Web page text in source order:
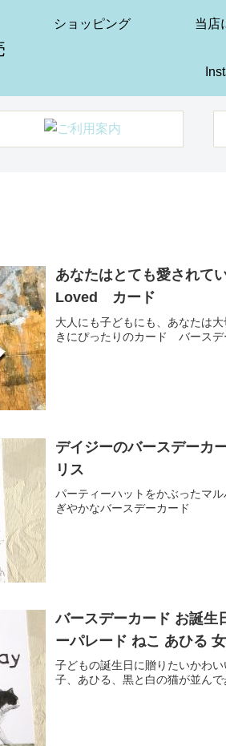
ショッピング 当店
あなたはとても愛され
Loved カード
大人にも子どもにも、あなたは
きにぴったりのカード バースデ
デイジーのバースデーカ
リス
パーティーハットをかぶったマ
ぎやかなバースデーカード
バースデーカード お誕生
ーパレード ねこ あひる
子どもの誕生日に贈りたいかわ
子、あひる、黒と白の猫が並ん